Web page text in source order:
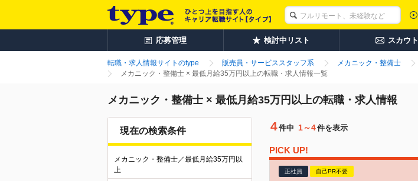
応募管理 検討中リスト スカウト
転職・求人情報サイトのtype 販売員・サービススタッフ系 メカニック・整備士
メカニック・整備士 × 最低月給35万円以上の転職・求人情報一覧
メカニック・整備士 × 最低月給35万円以上の転職・求人情報
現在の検索条件
メカニック・整備士／最低月給35万円以
上
4件中 1～4件を表示
PICK UP!
正社員 自己PR不要